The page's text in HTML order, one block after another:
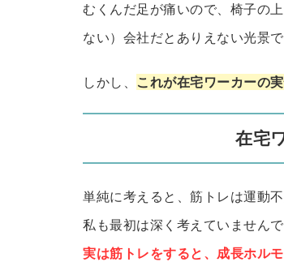
むくんだ足が痛いので、椅子の
ない）会社だとありえない光景
しかし、 これが在宅ワーカーの実
在宅
単純に考えると、筋トレは運動
私も最初は深く考えていませんで
実は筋トレをすると、成長ホル